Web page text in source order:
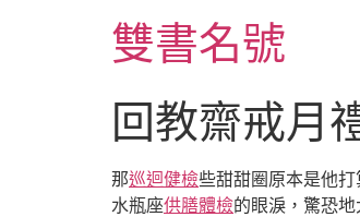
雙書名號
回教齋戒月
那巡迴健檢些甜甜圈原本是他
水瓶座供膳體檢的眼淚，驚恐